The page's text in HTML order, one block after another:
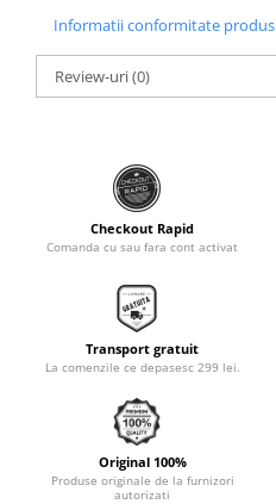
Informatii conformitate produs
Review-uri(0)
Checkout Rapid
Comanda cu sau fara cont activat
Transport gratuit
La comenzile ce depasesc 299 lei.
Original 100%
Produse originale de la furnizori
autorizati